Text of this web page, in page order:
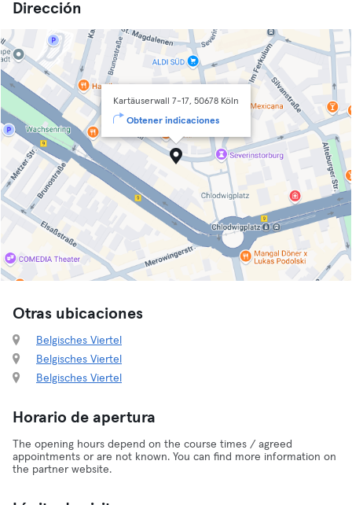
Dirección
Kartäuserwall 7-17, 50678 Köln
Obtener indicaciones
Otras ubicaciones
Belgisches Viertel
Belgisches Viertel
Belgisches Viertel
Horario de apertura
The opening hours depend on the course times / agreed
appointments or are not known. You can find more information on
the partner website.